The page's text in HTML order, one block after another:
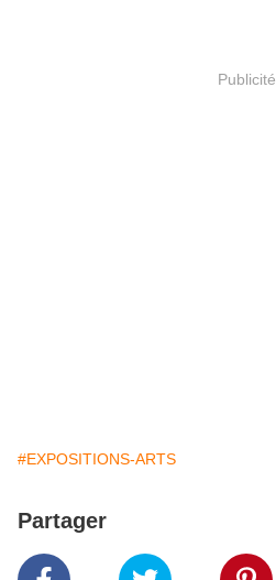
Publicité
#EXPOSITIONS-ARTS
Partager